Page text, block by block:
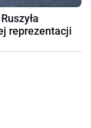
reprezentacji